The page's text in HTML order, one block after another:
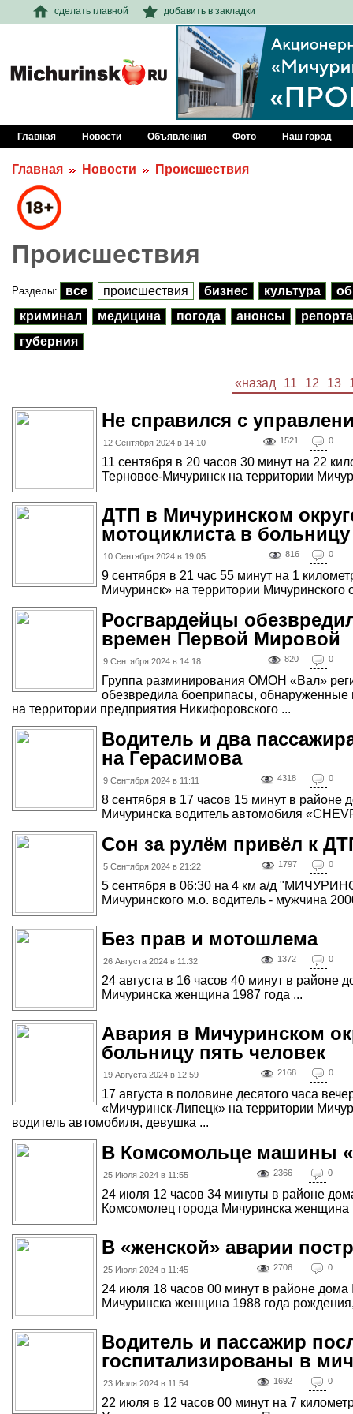
сделать главной добавить в закладки
Главная Новости Объявления Фото Наш город
Главная Новости Происшествия
Происшествия
Разделы: все происшествия бизнес культура
криминал
медицина погода анонсы
губерния
«назад 11 12 13
Не справился с
12 Сентября 2024 в 14:10 1521 0
11 сентября в 20 часов 30 минут на 22
Терновое-Мичуринск на территории
ДТП в Мичуринском
мотоциклиста в больницу
10 Сентября 2024 в 19:05 816 0
9 сентября в 21 час 55 минут на 1
Мичуринск» на территории
Росгвардейцы
времен Первой Мировой
9 Сентября 2024 в 14:18 820 0
Группа разминирования ОМОН «Вал»
обезвредила боеприпасы, обнаруженные
на территории предприятия Никифоровского ...
Водитель и два
на Герасимова
9 Сентября 2024 в 11:11 4318 0
8 сентября в 17 часов 15 минут в
Мичуринска водитель автомобиля
Сон за рулём привёл к
5 Сентября 2024 в 21:22 1797 0
5 сентября в 06:30 на 4 км а/д
Мичуринского м.о. водитель - мужчина
Без прав и мотошлема
26 Августа 2024 в 11:32 1372 0
24 августа в 16 часов 40 минут в районе
Мичуринска женщина 1987 года ...
Авария в Мичуринском
больницу пять человек
19 Августа 2024 в 12:59 2168 0
17 августа в половине десятого часа
«Мичуринск-Липецк» на территории
водитель автомобиля, девушка ...
В Комсомольце машины
25 Июля 2024 в 11:55 2366 0
24 июля 12 часов 34 минуты в районе
Комсомолец города Мичуринска женщина
В «женской» аварии
25 Июля 2024 в 11:45 2706 0
24 июля 18 часов 00 минут в районе
Мичуринска женщина 1988 года
Водитель и пассажир
госпитализированы в
23 Июля 2024 в 11:54 1692 0
22 июля в 12 часов 00 минут на 7